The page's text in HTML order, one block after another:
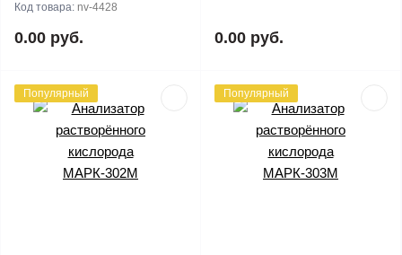
Код товара: nv-4428
0.00 руб. 0.00 руб.
Популярный Популярный